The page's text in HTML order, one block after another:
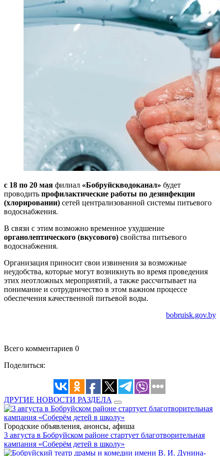
с 18 по 20 мая филиал «Бобруйскводоканал» будет
проводить профилактические работы по дезинфекции
(хлорировании) сетей централизованной системы питьевого
водоснабжения.
В связи с этим возможно временное ухудшение
органолептического (вкусового) свойства питьевого
водоснабжения.
Организация приносит свои извинения за возможные
неудобства, которые могут возникнуть во время проведения
этих неотложных мероприятий, а также рассчитывает на
понимание и сотрудничество в этом важном процессе
обеспечения качественной питьевой воды.
bobruisk.gov.by
Всего комментариев 0
Поделиться:
ДРУГИЕ НОВОСТИ РАЗДЕЛА
Городские объявления, анонсы, афиша
3 августа в Бобруйском районе стартует благотворительная
кампания «Соберём детей в школу»